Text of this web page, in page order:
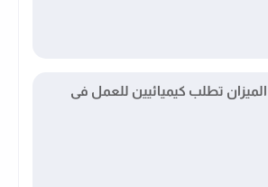
تطلب كيميائيين للعمل فى